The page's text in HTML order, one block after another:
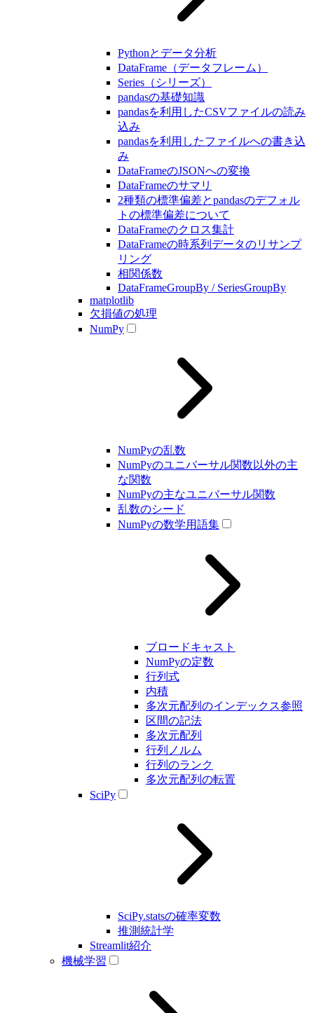
Pythonとデータ分析
DataFrame（データフレーム）
Series（シリーズ）
pandasの基礎知識
pandasを利用したCSVファイルの読み
込み
pandasを利用したファイルへの書き込
み
DataFrameのJSONへの変換
DataFrameのサマリ
2種類の標準偏差とpandasのデフォル
トの標準偏差について
DataFrameのクロス集計
DataFrameの時系列データのリサンプ
リング
相関係数
DataFrameGroupBy / SeriesGroupBy
matplotlib
欠損値の処理
NumPy
NumPyの乱数
NumPyのユニバーサル関数以外の主
な関数
NumPyの主なユニバーサル関数
乱数のシード
NumPyの数学用語集
ブロードキャスト
NumPyの定数
行列式
内積
多次元配列のインデックス参照
区間の記法
多次元配列
行列ノルム
行列のランク
多次元配列の転置
SciPy
SciPy.statsの確率変数
推測統計学
Streamlit紹介
機械学習